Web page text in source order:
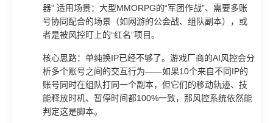
器” 适用场景：大型MMORPG的“军团作战”、需要多账
号协同配合的场景（如网游的公会战、组队副本），或
者是被风控盯上的“红名”项目。
核心思路：单纯换IP已经不够了。游戏厂商的AI风控会分
析多个账号之间的交互行为——如果10个来自不同IP的
账号同时在组队打同一个副本，但它们的移动轨迹、技
能释放时机、暂停时间都100%一致，那风控系统依然能
判定这是脚本。